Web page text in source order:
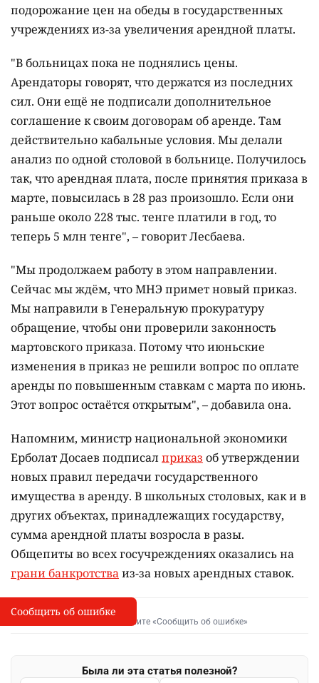
подорожание цен на обеды в государственных
учреждениях из-за увеличения арендной платы.
"В больницах пока не поднялись цены.
Арендаторы говорят, что держатся из последних
сил. Они ещё не подписали дополнительное
соглашение к своим договорам об аренде. Там
действительно кабальные условия. Мы делали
анализ по одной столовой в больнице. Получилось
так, что арендная плата, после принятия приказа в
марте, повысилась в 28 раз произошло. Если они
раньше около 228 тыс. тенге платили в год, то
теперь 5 млн тенге", – говорит Лесбаева.
"Мы продолжаем работу в этом направлении.
Сейчас мы ждём, что МНЭ примет новый приказ.
Мы направили в Генеральную прокуратуру
обращение, чтобы они проверили законность
мартовского приказа. Потому что июньские
изменения в приказ не решили вопрос по оплате
аренды по повышенным ставкам с марта по июнь.
Этот вопрос остаётся открытым", – добавила она.
Напомним, министр национальной экономики
Ерболат Досаев подписалприказ об утверждении
новых правил передачи государственного
имущества в аренду. В школьных столовых, как и в
других объектах, принадлежащих государству,
сумма арендной платы возросла в разы.
Общепиты во всех госучреждениях оказались на
грани банкротстваиз-за новых арендных ставок.
I
Сообщить об опечатке
Выделите фрагмент и нажмите «Сообщить об ошибке»
Была ли эта статья полезной?
Сообщить об ошибке